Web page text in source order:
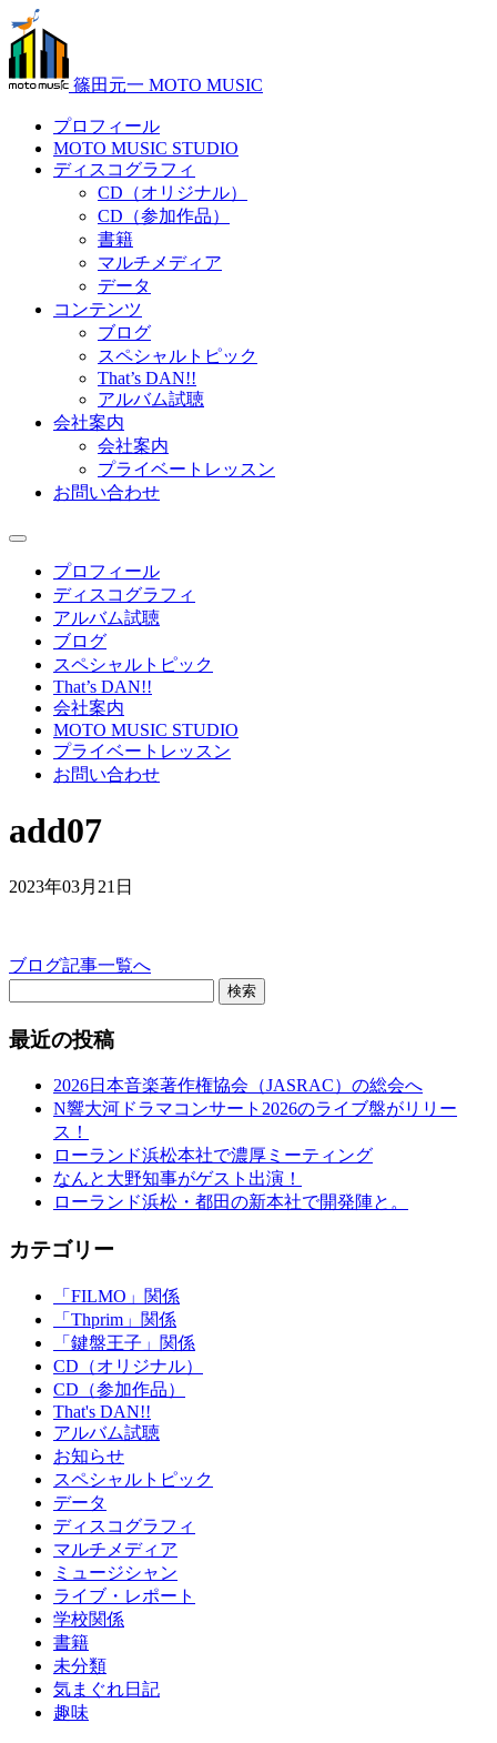
篠田元一 MOTO MUSIC
プロフィール
MOTO MUSIC STUDIO
ディスコグラフィ
CD（オリジナル）
CD（参加作品）
書籍
マルチメディア
データ
コンテンツ
ブログ
スペシャルトピック
That’s DAN!!
アルバム試聴
会社案内
会社案内
プライベートレッスン
お問い合わせ
プロフィール
ディスコグラフィ
アルバム試聴
ブログ
スペシャルトピック
That’s DAN!!
会社案内
MOTO MUSIC STUDIO
プライベートレッスン
お問い合わせ
add07
2023年03月21日
ブログ記事一覧へ
検索
最近の投稿
2026日本音楽著作権協会（JASRAC）の総会へ
N響大河ドラマコンサート2026のライブ盤がリリー
ス！
ローランド浜松本社で濃厚ミーティング
なんと大野知事がゲスト出演！
ローランド浜松・都田の新本社で開発陣と。
カテゴリー
「FILMO」関係
「Thprim」関係
「鍵盤王子」関係
CD（オリジナル）
CD（参加作品）
That's DAN!!
アルバム試聴
お知らせ
スペシャルトピック
データ
ディスコグラフィ
マルチメディア
ミュージシャン
ライブ・レポート
学校関係
書籍
未分類
気まぐれ日記
趣味